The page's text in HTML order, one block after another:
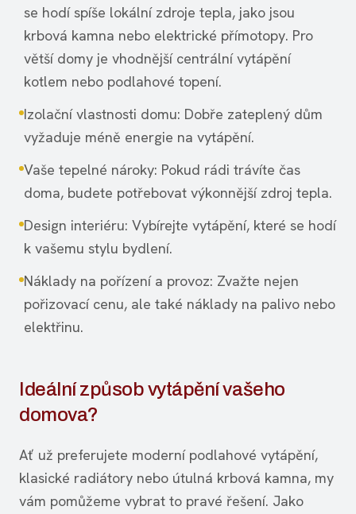
se hodí spíše lokální zdroje tepla, jako jsou
krbová kamna nebo elektrické přímotopy. Pro
větší domy je vhodnější centrální vytápění
kotlem nebo podlahové topení.
Izolační vlastnosti domu: Dobře zateplený dům
vyžaduje méně energie na vytápění.
Vaše tepelné nároky: Pokud rádi trávíte čas
doma, budete potřebovat výkonnější zdroj tepla.
Design interiéru: Vybírejte vytápění, které se hodí
k vašemu stylu bydlení.
Náklady na pořízení a provoz: Zvažte nejen
pořizovací cenu, ale také náklady na palivo nebo
elektřinu.
Ideální způsob vytápění vašeho
domova?
Ať už preferujete moderní podlahové vytápění,
klasické radiátory nebo útulná krbová kamna, my
vám pomůžeme vybrat to pravé řešení. Jako